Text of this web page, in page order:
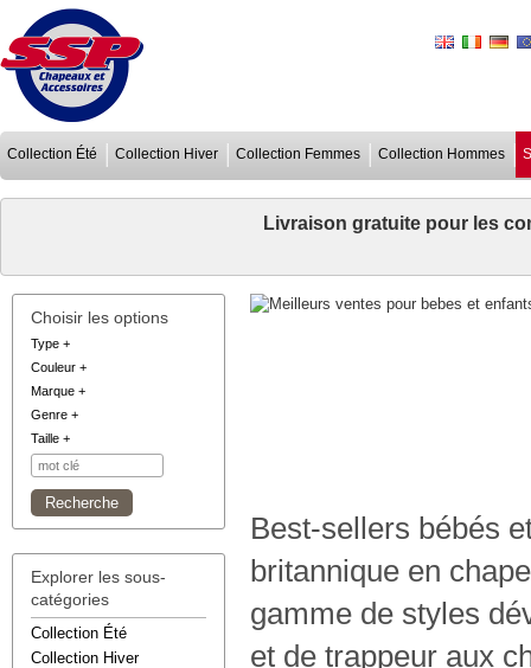
Collection Été Collection Hiver Collection Femmes Collection Hommes
Livraison gratuite pour les
Choisir les options
Type +
Couleur +
Marque +
Genre +
Taille +
Explorer les sous-
catégories
Collection Été
Collection Hiver
Best-sellers bébés
britannique en
gamme de styles
et de trappeur aux